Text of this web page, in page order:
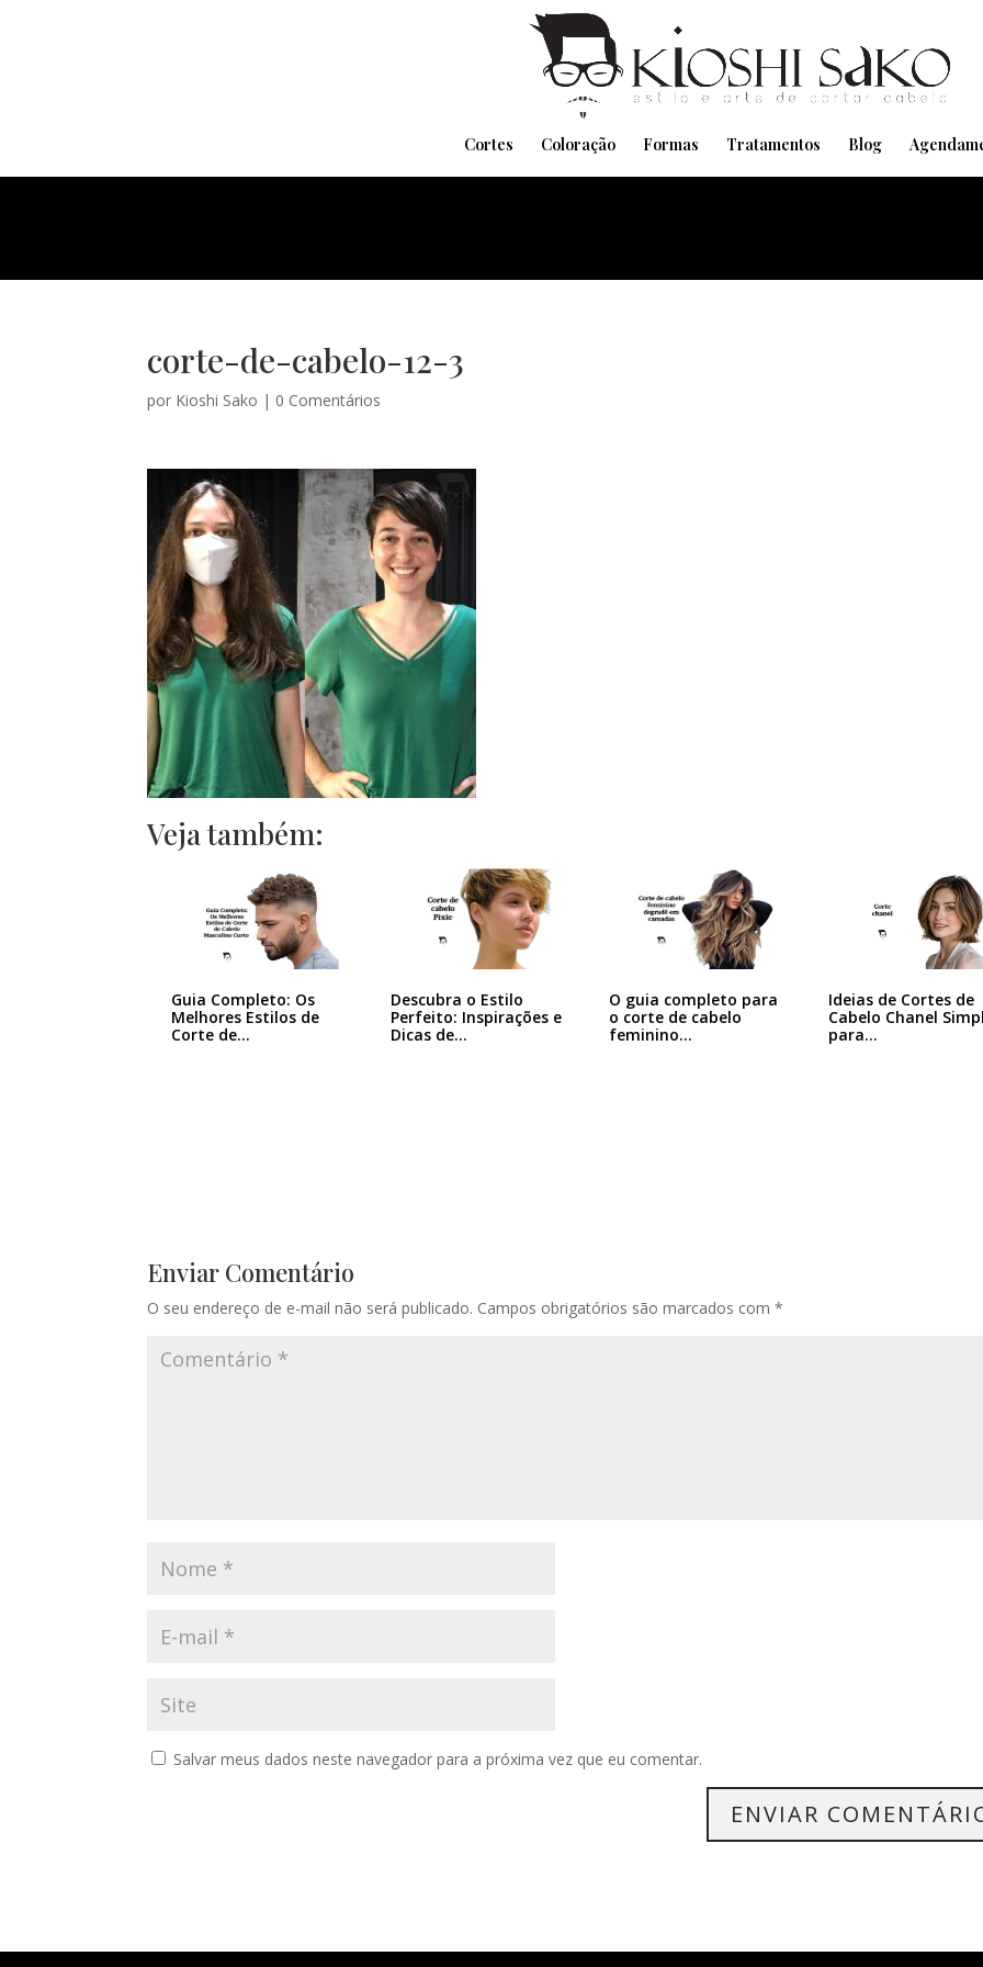
Cortes Coloração Formas Tratamentos Blog
corte-de-cabelo-12-3
por Kioshi Sako | 0 Comentários
Veja também:
Guia Completo: Os
Melhores Estilos de
Corte de…
Descubra o Estilo
Perfeito: Inspirações e
Dicas de…
O guia completo para
o corte de cabelo
feminino…
Ideias de Cortes de
Cabelo Chanel
para…
Enviar Comentário
O seu endereço de e-mail não será publicado. Campos obrigatórios são marcados com*
Salvar meus dados neste navegador para a próxima vez que eu comentar.
Pensando em transformar seu Visual??
Agende pelo Whatsapp